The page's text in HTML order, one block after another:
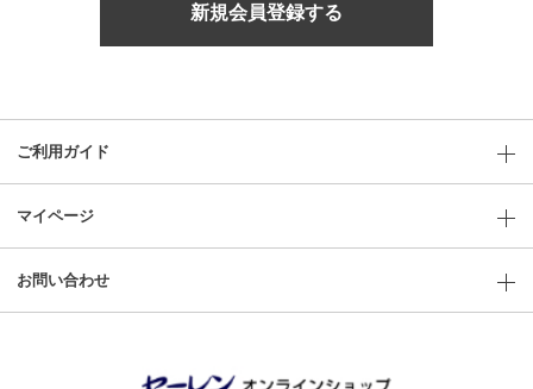
新規会員登録する
ご利用ガイド
マイページ
お問い合わせ